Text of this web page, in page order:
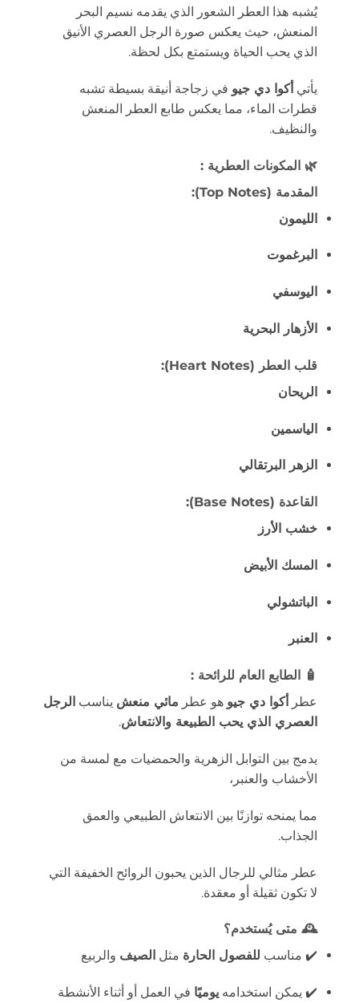
يُشبه هذا العطر الشعور الذي يقدمه نسيم البحر
المنعش، حيث يعكس صورة الرجل العصري الأنيق
الذي يحب الحياة ويستمتع بكل لحظة.
يأتي أكوا دي جيو في زجاجة أنيقة بسيطة تشبه
قطرات الماء، مما يعكس طابع العطر المنعش
والنظيف.
🌿 المكونات العطرية :
المقدمة (Top Notes):
الليمون
البرغموت
اليوسفي
الأزهار البحرية
قلب العطر (Heart Notes):
الريحان
الياسمين
الزهر البرتقالي
القاعدة (Base Notes):
خشب الأرز
المسك الأبيض
الباتشولي
العنبر
🧴
الطابع العام للرائحة :
عطر
أكوا دي جيو هو عطر مائي منعش يناسب الرجل
العصري الذي يحب الطبيعة والانتعاش.
يدمج بين التوابل الزهرية والحمضيات مع لمسة من
الأخشاب والعنبر،
مما يمنحه توازنًا بين الانتعاش الطبيعي والعمق
الجذاب.
عطر مثالي للرجال الذين يحبون الروائح الخفيفة التي
لا تكون ثقيلة أو معقدة.
🕰️ متى يُستخدم؟
✔️ مناسب للفصول الحارة مثل الصيف والربيع
✔️ يمكن استخدامه يوميًا في العمل أو أثناء الأنشطة